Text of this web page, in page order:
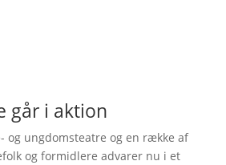
går i aktion
og ungdomsteatre og en række af
og formidlere advarer nu i et